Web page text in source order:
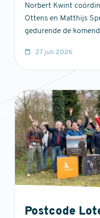
Norbert Kwint
Ottens en Matthijs
gedurende de
27 juli 2026
Postcode